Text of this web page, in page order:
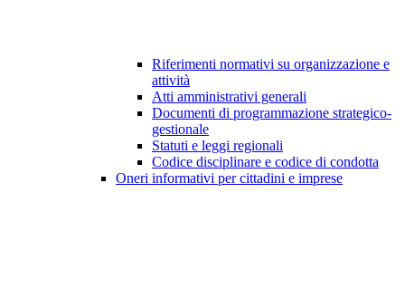
Riferimenti normativi su organizzazione e
attività
Atti amministrativi generali
Documenti di programmazione strategico-
gestionale
Statuti e leggi regionali
Codice disciplinare e codice di condotta
Oneri informativi per cittadini e imprese